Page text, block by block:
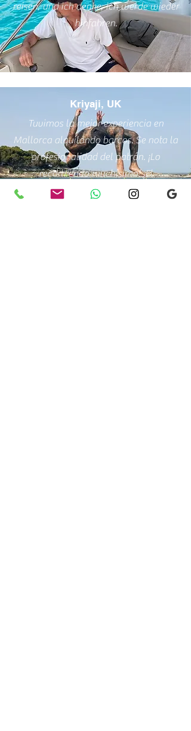
reisen, und ich denke, ich werde wieder
hinfahren.
Kriyaji, UK
Tuvimos la mejor experiencia en
Mallorca alquilando barcos. Se nota la
profesionalidad del patrón. ¡Lo
recomiendo muchísimo! ¡El
entretenimiento es fantástico!